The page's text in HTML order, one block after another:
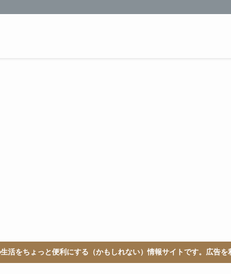
活をちょっと便利にする（かもしれない）情報サイトです。広告を